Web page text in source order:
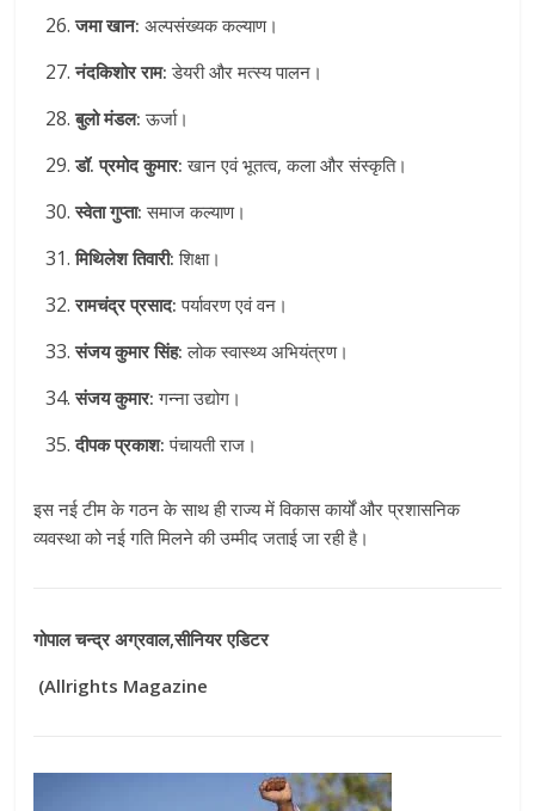
जमा खान: अल्पसंख्यक कल्याण।
नंदकिशोर राम: डेयरी और मत्स्य पालन।
बुलो मंडल: ऊर्जा।
डॉ. प्रमोद कुमार: खान एवं भूतत्व, कला और संस्कृति।
स्वेता गुप्ता: समाज कल्याण।
मिथिलेश तिवारी: शिक्षा।
रामचंद्र प्रसाद: पर्यावरण एवं वन।
संजय कुमार सिंह: लोक स्वास्थ्य अभियंत्रण।
संजय कुमार: गन्ना उद्योग।
दीपक प्रकाश: पंचायती राज।
इस नई टीम के गठन के साथ ही राज्य में विकास कार्यों और प्रशासनिक
व्यवस्था को नई गति मिलने की उम्मीद जताई जा रही है।
गोपाल चन्द्र अग्रवाल,सीनियर एडिटर
(Allrights Magazine